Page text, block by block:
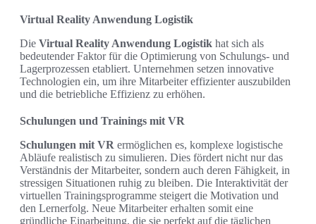
Virtual Reality Anwendung Logistik
Die Virtual Reality Anwendung Logistik hat sich als
bedeutender Faktor für die Optimierung von Schulungs- und
Lagerprozessen etabliert. Unternehmen setzen innovative
Technologien ein, um ihre Mitarbeiter effizienter auszubilden
und die betriebliche Effizienz zu erhöhen.
Schulungen und Trainings mit VR
Schulungen mit VR ermöglichen es, komplexe logistische
Abläufe realistisch zu simulieren. Dies fördert nicht nur das
Verständnis der Mitarbeiter, sondern auch deren Fähigkeit, in
stressigen Situationen ruhig zu bleiben. Die Interaktivität der
virtuellen Trainingsprogramme steigert die Motivation und
den Lernerfolg. Neue Mitarbeiter erhalten somit eine
gründliche Einarbeitung, die sie perfekt auf die täglichen